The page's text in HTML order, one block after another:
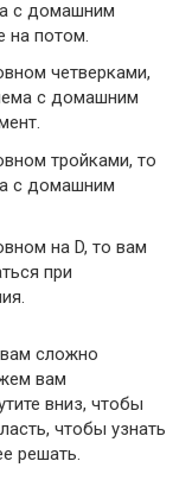
с домашним
на потом.
четверками,
с домашним
тройками, то
с домашним
на D, то вам
при
вам сложно
вам
вниз, чтобы
чтобы узнать
решать.